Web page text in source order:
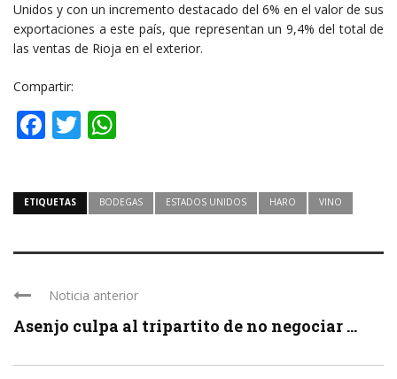
Unidos y con un incremento destacado del 6% en el valor de sus
exportaciones a este país, que representan un 9,4% del total de
las ventas de Rioja en el exterior.
Compartir:
Facebook
Twitter
ETIQUETAS BODEGAS ESTADOS UNIDOS HARO VINO
Noticia anterior
Asenjo culpa al tripartito de no negociar ...